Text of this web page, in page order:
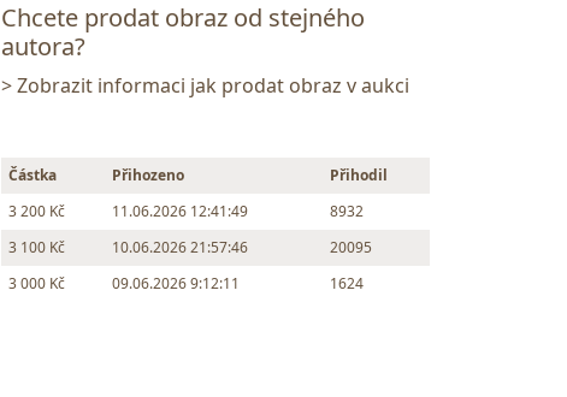
Chcete prodat obraz od stejného
autora?
> Zobrazit informaci jak prodat obraz v aukci
Částka Přihozeno
Přihodil
3 200 Kč
11.06.2026 12:41:49
8932
3 100 Kč
10.06.2026 21:57:46
20095
3 000 Kč
09.06.2026 9:12:11 1624